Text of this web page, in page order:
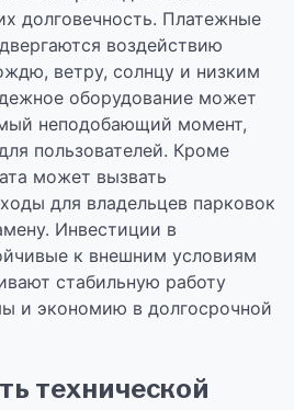
долговечность. Платежные
воздействию
ветру, солнцу и низким
оборудование может
неподобающий момент,
пользователей. Кроме
может вызвать
для владельцев парковок
Инвестиции в
к внешним условиям
стабильную работу
и экономию в долгосрочной
технической